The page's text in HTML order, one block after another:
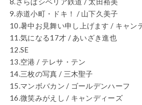
9.赤道小町・ドキ！ / 山下久美子
10.暑中お見舞い申し上げます / キャン
11.気になる17才 / あいざき進也
12.SE
13.空港 / テレサ・テン
14.三枚の写真 / 三木聖子
15.マンボバカン / ゴールデンハーフ
16.微笑みがえし / キャンディーズ